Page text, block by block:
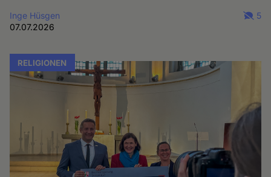
Inge Hüsgen
07.07.2026
5
RELIGIONEN